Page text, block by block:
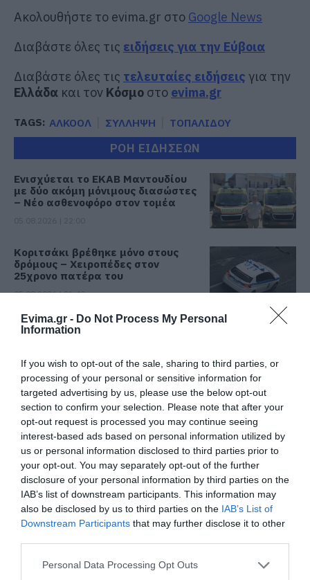
Evima.gr - Do Not Process My Personal
Information
If you wish to opt-out of the sale, sharing to third parties, or
processing of your personal or sensitive information for
targeted advertising by us, please use the below opt-out
section to confirm your selection. Please note that after your
opt-out request is processed you may continue seeing
interest-based ads based on personal information utilized by
us or personal information disclosed to third parties prior to
your opt-out. You may separately opt-out of the further
disclosure of your personal information by third parties on the
IAB’s list of downstream participants. This information may
also be disclosed by us to third parties on the IAB’s List of
Downstream Participants that may further disclose it to other
Please note that this website/app uses one or more Google
Personal Data Processing Opt Outs
Ακολουθήστε το evima.gr στο Google News
Διαβάστε όλες τις ειδήσεις για την Εύβοια
Διαβάστε όλες τις τελευταίες ειδήσεις για την
Ελλάδα και τον Κόσμο στο evima.gr
TAGS: ΑΛΚΟΟΛ ΣΥΛΛΗΨΗ ΤΟΠΑΛΙΔΟΥ
ΡΟΗ ΕΙΔΗΣΕΩΝ
Ενισχύεται το ΕΚΑΒ Μαντουδίου
με δύο ακόμη μόνιμους διασώστες
– Νέο ασθενοφόρο στον τομέα
Κοριτσάκι βρέθηκε μόνο στους
δρόμους – Χειροπέδες στον
25χρονο πατέρα του
05.08.2026 | 21:40
Απάτη-σοκ στην Εύβοια: «Βγάλτε
τα χρυσαφικά στο μπαλκόνι» –
05.08.2026 | 21:20
Σοκ σε επαρχιακό δρόμο: Οδηγός
κάνει τετραπλή προσπέραση
πάνω σε στροφή (βίντεο)
05.08.2026 | 21:00
Φωτιά σε λεωφορείο στην Εύβοια
05.08.2026 | 20:39
Η λειτουργία στα κλειδιά του
γνωρίζουν και είναι πολύ χρήσιμη